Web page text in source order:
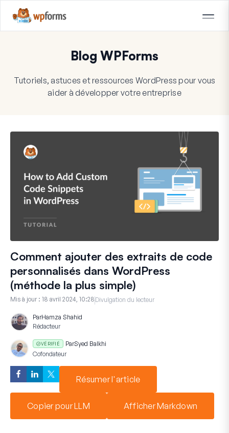
Blog WPForms
Tutoriels, astuces et ressources WordPress pour vous
aider à développer votre entreprise
Comment ajouter des extraits de code
personnalisés dans WordPress
(méthode la plus simple)
Mis à jour : 18 avril 2024, 10:28 Divulgation du lecteur
ParHamza Shahid
Rédacteur
VÉRIFIÉ ParSyed Balkhi
Cofondateur
Résumer l'article
Copier pour LLM Afficher Markdown